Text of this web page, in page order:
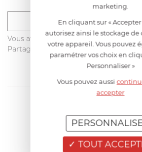
Déposer un avis
Vous avez acheté ce produit sur
Partagez votre avis avec les autres
marketing.
En cliquant sur « Accepter
autorisez ainsi le stockage de
votre appareil. Vous pouvez
paramétrer vos choix en
Personnaliser »
Vous pouvez aussi
accepter
TOUT